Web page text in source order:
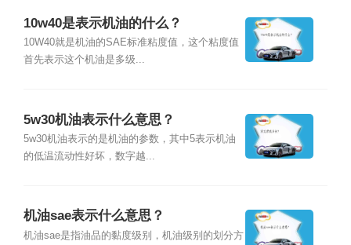
10w40是表示机油的什么？
10W40就是机油的SAE标准粘度值，这个粘度值
首先表示这个机油是多级...
5w30机油表示什么意思？
5w30机油表示的是机油的参数，其中5表示机油
的低温流动性好坏，数字越...
机油sae表示什么意思？
机油sae是指油品的黏度级别，机油级别的划分方